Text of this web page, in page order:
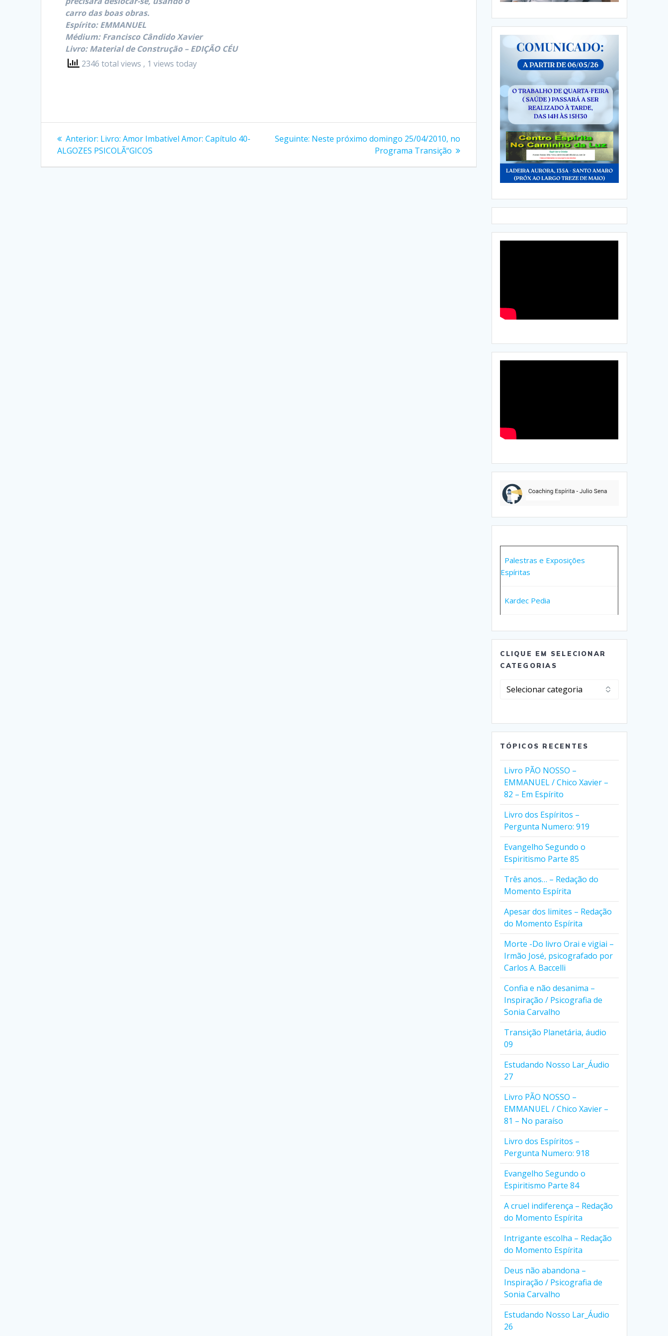
carro das boas obras.
Espírito: EMMANUEL
Médium: Francisco Cândido Xavier
Livro: Material de Construção – EDIÇÃO CÉU
2346 total views , 1 views today
Navegação
de
Anterior: Post
anterior:
Livro: Amor Imbatível Amor: Capítulo 40-
ALGOZES PSICOLÃ“GICOS
Seguinte: Post
Neste próximo domingo 25/04/2010, no
Programa Transição
Palestras e Exposições
Espíritas
Kardec Pedia
CLIQUE EM SELECIONAR
CATEGORIAS
Clique
TÓPICOS RECENTES
Livro PÃO NOSSO –
EMMANUEL / Chico Xavier –
82 – Em Espírito
Livro dos Espíritos –
Pergunta Numero: 919
Evangelho Segundo o
Espiritismo Parte 85
Três anos… – Redação do
Momento Espírita
Apesar dos limites – Redação
do Momento Espírita
Morte -Do livro Orai e vigiai –
Irmão José, psicografado por
Carlos A. Baccelli
Confia e não desanima –
Inspiração / Psicografia de
Sonia Carvalho
Transição Planetária, áudio
09
Estudando Nosso Lar_Áudio
27
Livro PÃO NOSSO –
EMMANUEL / Chico Xavier –
81 – No paraíso
Livro dos Espíritos –
Pergunta Numero: 918
Evangelho Segundo o
Espiritismo Parte 84
A cruel indiferença – Redação
do Momento Espírita
Intrigante escolha – Redação
do Momento Espírita
Deus não abandona –
Inspiração / Psicografia de
Sonia Carvalho
Estudando Nosso Lar_Áudio
26